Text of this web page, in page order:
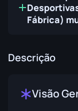
Fábrica)
Descrição
Visão